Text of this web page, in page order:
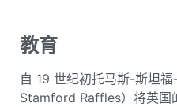
教育
自 19 世纪初托马斯-斯坦
Stamford Raffles）将英国